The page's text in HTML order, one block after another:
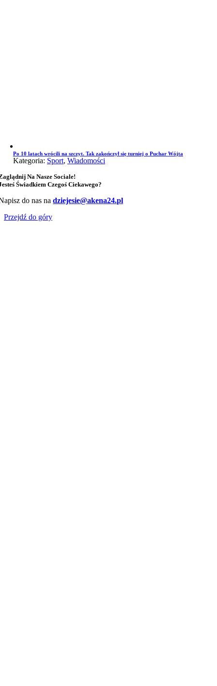
Po 10 latach wrócili na szczyt. Tak zakończył się turniej o Puchar Wójta
Kategoria: Sport, Wiadomości
Na Nasze Sociale!
Świadkiem Czegoś Ciekawego?
do nas nadziejesie@akena24.pl
Przejdź do góry